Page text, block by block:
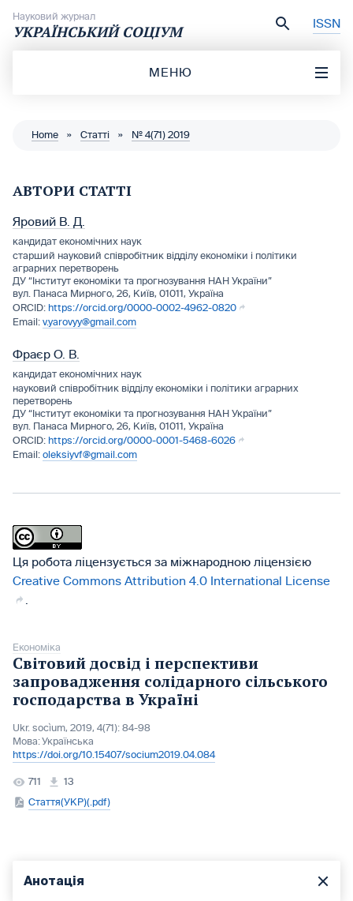
Науковий журнал
УКРАЇНСЬКИЙ СОЦІУМ ISSN
МЕНЮ
Home » Статті » № 4(71) 2019
АВТОРИ СТАТТІ
Яровий В. Д.
кандидат економічних наук
старший науковий співробітник відділу економіки і політики
аграрних перетворень
ДУ “Інститут економіки та прогнозування НАН України”
вул. Панаса Мирного, 26, Київ, 01011, Україна
https://orcid.org/0000-0002-4962-0820
v.yarovyy@gmail.com
Фраєр О. В.
кандидат економічних наук
науковий співробітник відділу економіки і політики аграрних
перетворень
ДУ “Інститут економіки та прогнозування НАН України”
вул. Панаса Мирного, 26, Київ, 01011, Україна
https://orcid.org/0000-0001-5468-6026
oleksiyvf@gmail.com
Ця робота ліцензується за міжнародною ліцензією
Creative Commons Attribution 4.0 International License
Економіка
Світовий досвід і перспективи
запровадження солідарного сільського
господарства в Україні
Ukr. socìum, 2019, 4(71): 84-98
Мова:Українська
https://doi.org/10.15407/socium2019.04.084
711
13
Стаття(УКР)(.pdf)
Анотація